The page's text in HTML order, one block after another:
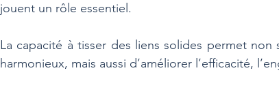
jouent un rôle essentiel.
La capacité à tisser des liens solides permet
harmonieux, mais aussi d’améliorer l’efficacité,